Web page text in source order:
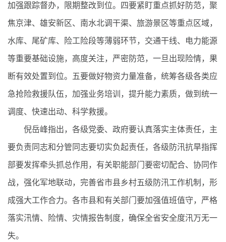
加强跟踪督办，限期整改到位。四要紧盯重点抓好防范，聚
焦京津、雄安新区、南水北调干渠、旅游景区等重点区域，
水库、尾矿库、险工险段等薄弱环节，交通干线、电力能源
等重要基础设施，高度关注，严密防范，一旦出现险情，果
断有效处置到位。五要做好物资力量准备，统筹各级各类应
急抢险救援队伍，加强业务培训，提升能力素质，做到统一
调度、快速出动、科学救援。
倪岳峰指出，各级党委、政府要认真落实主体责任，主
要负责同志和分管同志要切实负起责任，各级防汛抗旱指挥
部要发挥牵头抓总作用，有关职能部门要密切配合、协同作
战，强化军地联动，完善省市县乡村五级防汛工作机制，形
成强大工作合力。各市县和有关部门要加强值班值守，严格
落实汛情、险情、灾情报告制度，确保全省安全度汛万无一
失。